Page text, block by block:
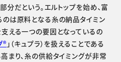
だという。エルトップを始め、富
は原料となる糸の納品タイミン
える一つの要因となっているの
®」（キュプラ）を扱えることである
まり、糸の供給タイミングが非常